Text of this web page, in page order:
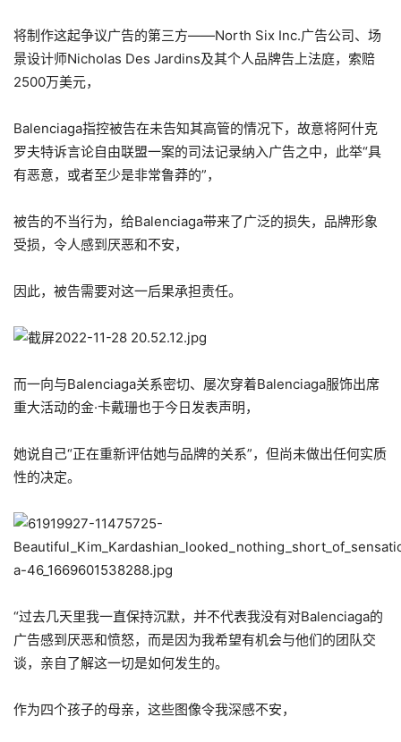
将制作这起争议广告的第三方——North Six Inc.广告公司、场
景设计师Nicholas Des Jardins及其个人品牌告上法庭，索赔
2500万美元，
Balenciaga指控被告在未告知其高管的情况下，故意将阿什克
罗夫特诉言论自由联盟一案的司法记录纳入广告之中，此举“具
有恶意，或者至少是非常鲁莽的”，
被告的不当行为，给Balenciaga带来了广泛的损失，品牌形象
受损，令人感到厌恶和不安，
因此，被告需要对这一后果承担责任。
而一向与Balenciaga关系密切、屡次穿着Balenciaga服饰出席
重大活动的金·卡戴珊也于今日发表声明，
她说自己“正在重新评估她与品牌的关系”，但尚未做出任何实质
性的决定。
“过去几天里我一直保持沉默，并不代表我没有对Balenciaga的
广告感到厌恶和愤怒，而是因为我希望有机会与他们的团队交
谈，亲自了解这一切是如何发生的。
作为四个孩子的母亲，这些图像令我深感不安，